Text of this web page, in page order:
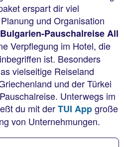
erspart dir viel
und Organisation
Bulgarien-Pauschalreise All
Verpflegung im Hotel, die
ist. Besonders
vielseitige Reiseland
und der Türkei
Unterwegs im
du mit derTUI Appgroße
von Unternehmungen.